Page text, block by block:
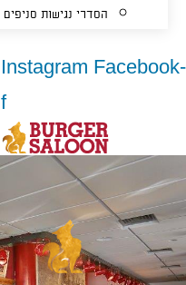
הסדרי נגישות סניפים
Instagram Facebook-
f